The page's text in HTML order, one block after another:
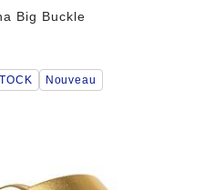
Big Buckle
Nouveau